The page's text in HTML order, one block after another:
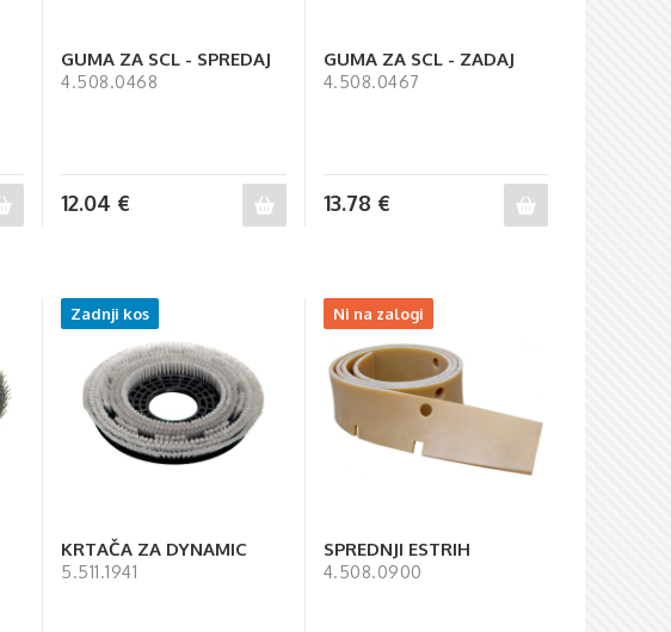
GUMA ZA SCL - SPREDAJ
4.508.0468
12.04 €
GUMA ZA SCL - ZADAJ
4.508.0467
13.78 €
Zadnji kos
KRTAČA ZA DYNAMIC
5.511.1941
Ni na zalogi
SPREDNJI ESTRIH
4.508.0900